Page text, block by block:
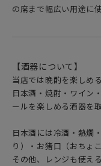
の席まで幅広い用途に
【酒器について】
当店では晩酌を楽しめ
日本酒・焼酎・ワイン
ールを楽しめる酒器を
日本酒には冷酒・熱燗
り）・お猪口（おちょ
その他、レンジも使え